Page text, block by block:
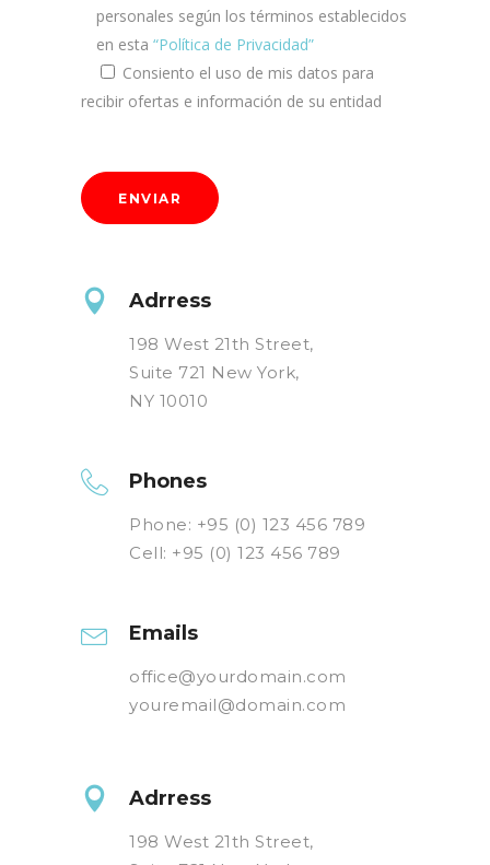
personales según los términos establecidos
en esta “Política de Privacidad”
Consiento el uso de mis datos para
recibir ofertas e información de su entidad
Adrress
198 West 21th Street,
Suite 721 New York,
NY 10010
Phones
Phone: +95 (0) 123 456 789
Cell: +95 (0) 123 456 789
Emails
office@yourdomain.com
youremail@domain.com
Adrress
198 West 21th Street,